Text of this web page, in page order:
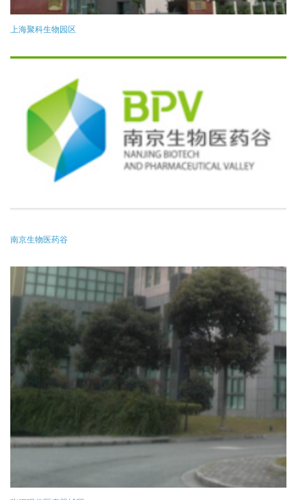
上海聚科生物园区
南京生物医药谷